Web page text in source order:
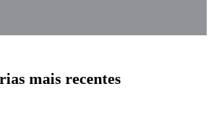
mais recentes